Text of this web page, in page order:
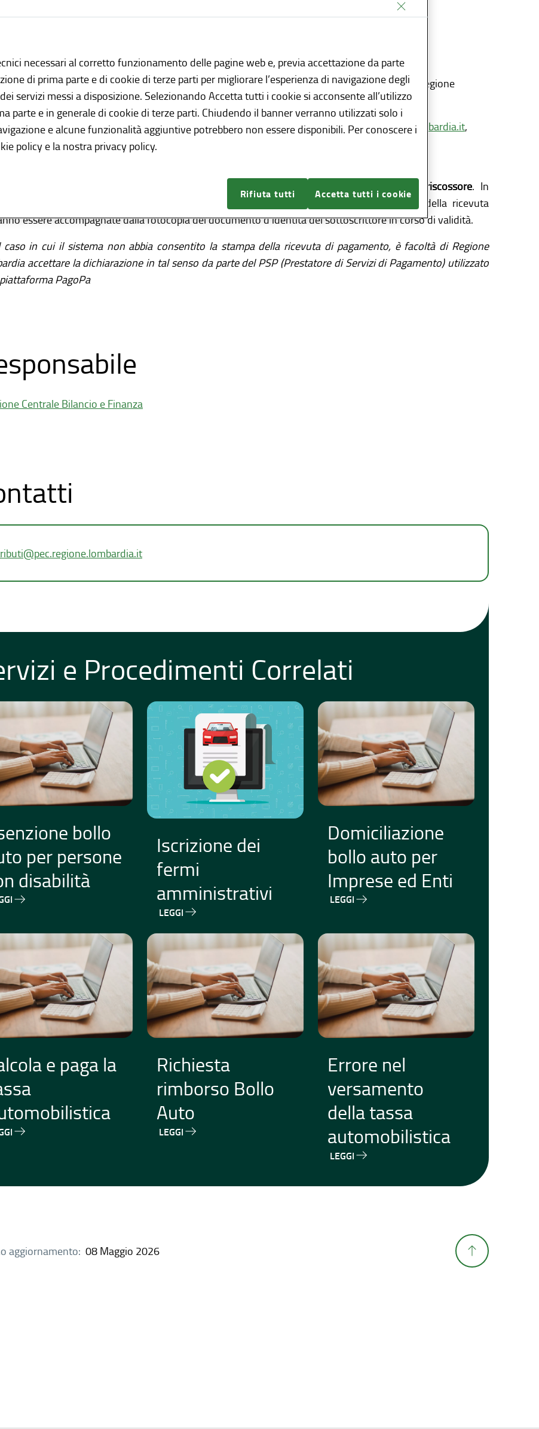
che ha effettauato la riscossione della tassa automobilistica, erroneamente attribuita a Regione
deve:
apposita istanza (utilizzando il modulo qui allegato) alla casellatributi@pec.regione.lombardia.it,
dalla casella pec intestata al riscossore
firmate digitalmente dal riscossore. In
di firma digitale, l'istanza firmata in modo autografo e la scansione dell'originale della ricevuta
essere accompagnate dalla fotocopia del documento d'identità del sottoscrittore in corso di validità.
caso in cui il sistema non abbia consentito la stampa della ricevuta di pagamento, è facoltà di Regione
accettare la dichiarazione in tal senso da parte del PSP (Prestatore di Servizi di Pagamento) utilizzato
PagoPa
Centrale Bilancio e Finanza
e Procedimenti Correlati
bollo
per persone
disabilità
Iscrizione dei
fermi
amministrativi
LEGGI
Domiciliazione
bollo auto per
Imprese ed Enti
LEGGI
e paga la
Richiesta
rimborso Bollo
Auto
LEGGI
Errore nel
versamento
della tassa
automobilistica
LEGGI
aggiornamento: 08 Maggio 2026
necessari al corretto funzionamento delle pagine web e, previa accettazione da parte
di prima parte e di cookie di terze parti per migliorare l’esperienza di navigazione degli
servizi messi a disposizione. Selezionando Accetta tutti i cookie si acconsente all’utilizzo
parte e in generale di cookie di terze parti. Chiudendo il banner verranno utilizzati solo i
e alcune funzionalità aggiuntive potrebbero non essere disponibili. Per conoscere i
policy e la nostra privacy policy.
Rifiuta tutti Accetta tutti i cookie